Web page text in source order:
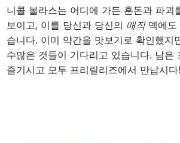
니콜 볼라스는 어디에 가든 혼돈과 파괴
보이고, 이를 당신과 당신의 매직덱에도
습니다. 이미 약간을 맛보기로 확인했지
수많은 것들이 기다리고 있습니다. 남은
즐기시고 모두 프리릴리즈에서 만납시다!